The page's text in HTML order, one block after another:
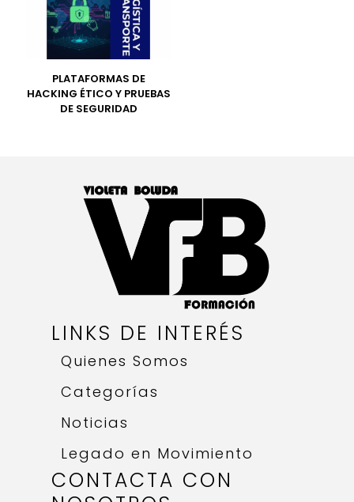
PLATAFORMAS DE
HACKING ÉTICO Y PRUEBAS
DE SEGURIDAD
LINKS DE INTERÉS
Quienes Somos
Categorías
Noticias
Legado en Movimiento
CONTACTA CON